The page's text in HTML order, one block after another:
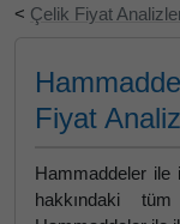
< Çelik Fiyat
Fiyat
Hammaddeler ile
hakkındaki